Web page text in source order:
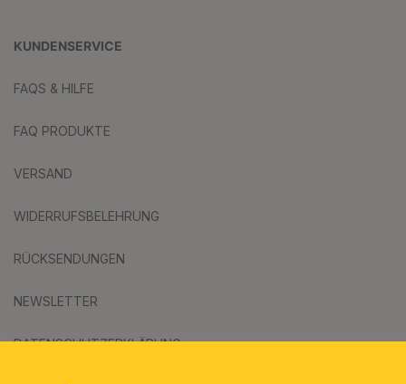
KUNDENSERVICE
FAQS & HILFE
FAQ PRODUKTE
VERSAND
WIDERRUFSBELEHRUNG
RÜCKSENDUNGEN
NEWSLETTER
DATENSCHUTZERKLÄRUNG